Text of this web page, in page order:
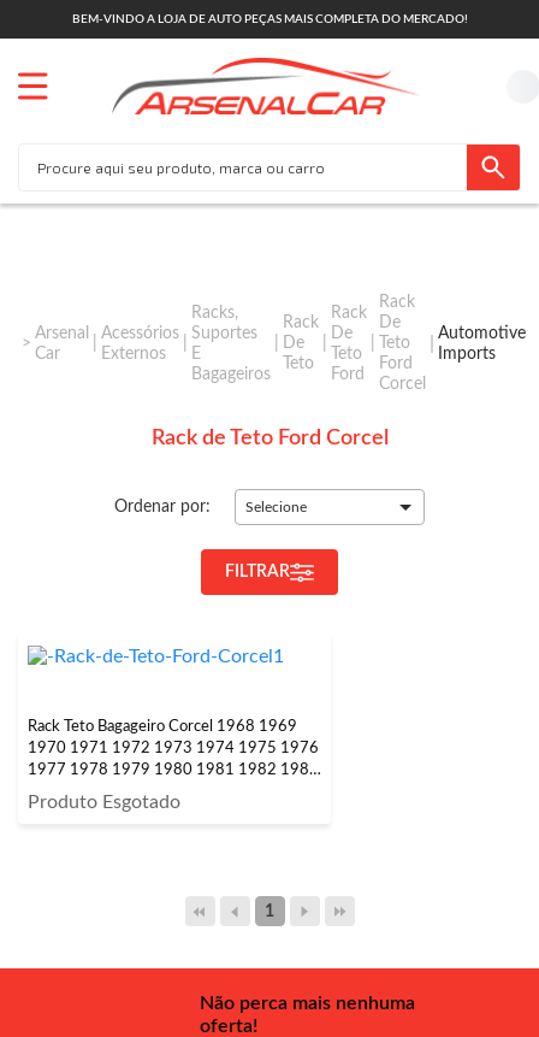
BEM-VINDO A LOJA DE AUTO PEÇAS MAIS COMPLETA DO MERCADO!
Arsenal
Car
Acessórios
Externos
Racks,
Suportes
E
Bagageiros
Rack
De
Teto
Rack
De
Teto
Ford
Rack
De
Teto
Ford
Corcel
Automotive
Imports
Rack de Teto Ford Corcel
Ordenar por: Selecione
FILTRAR
Rack Teto Bagageiro Corcel 1968 1969
1970 1971 1972 1973 1974 1975 1976
1977 1978 1979 1980 1981 1982 1983
1984 1985 1986
Produto Esgotado
1
Não perca mais nenhuma
oferta!